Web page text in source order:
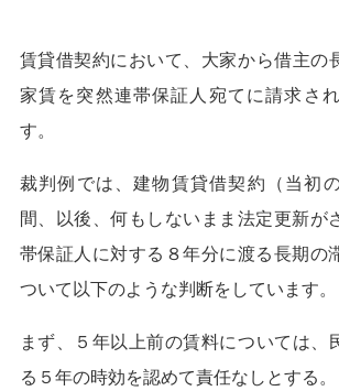
賃貸借契約において、大家から借主の
家賃を突然連帯保証人宛てに請求さ
す。
裁判例では、建物賃貸借契約（当初
間、以後、何 もしないまま法定更新が
帯保証人に対する８年分に渡る長期の
ついて以下のような判断をしていま す。
まず、５年以上前の賃料については、
る５年の時効を認めて責任なしとする。